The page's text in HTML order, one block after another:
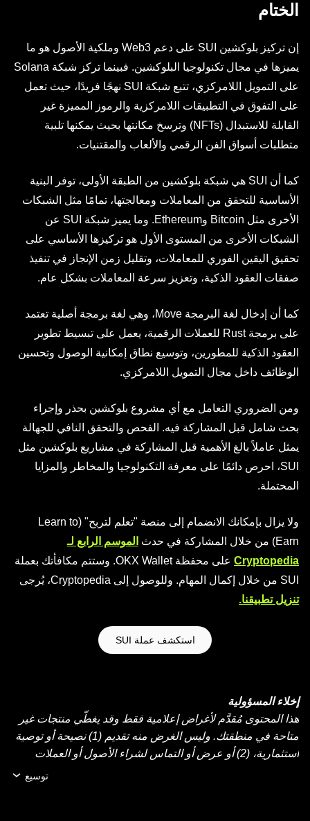
الختام
إن تركيز بلوكشين SUI على دعم Web3 وملكية الأصول هو ما
يميزها في مجال تكنولوجيا البلوكشين. فبينما تركز شبكة Solana
على التمويل اللامركزي، تتبع شبكة SUI نهجًا فريدًا، حيث تعمل
على التفوق في التطبيقات اللامركزية والرموز المميزة غير
القابلة للاستبدال (NFTs) وترسخ مكانتها بحيث يمكنها تلبية
متطلبات أسواق الفن الرقمي والألعاب والمقتنيات.
كما أن SUI هي شبكة بلوكشين من الطبقة الأولى، توفر البنية
الأساسية للتحقق من المعاملات ومعالجتها، تمامًا مثل الشبكات
الأخرى مثل Bitcoin وEthereum. وما يميز شبكة SUI عن
الشبكات الأخرى من المستوى الأول هو تركيزها الأساسي على
تحقيق اليقين الفوري للمعاملات، وتقليل زمن الإنجاز في تنفيذ
صفقات العقود الذكية، وتعزيز سرعة المعاملات بشكل عام.
كما أن إدخال لغة البرمجة Move، وهي لغة برمجة أصلية تعتمد
على برمجة Rust للعملات الرقمية، يعمل على تبسيط تطوير
العقود الذكية للمطورين، وتوسيع نطاق إمكانية الوصول وتحسين
الوظائف داخل مجال التمويل اللامركزي.
ومن الضروري التعامل مع أي مشروع بلوكشين بحذر وإجراء
بحث شامل قبل المشاركة فيه. الفحص والتحقق النافي للجهالة
يمثل عاملاً بالغ الأهمية قبل المشاركة في مشاريع بلوكشين مثل
SUI، احرص دائمًا على معرفة التكنولوجيا والمخاطر والمزايا
المحتملة.
ولا يزال بإمكانك الانضمام إلى منصة "تعلم لتربح" (Learn to
Earn) من خلال المشاركة في حدث
الموسم الرابع لـ
Cryptopedia
على محفظة OKX Wallet. وستتم مكافأتك بعملة
SUI من خلال إكمال المهام. وللوصول إلى Cryptopedia، يُرجى
تنزيل تطبيقنا.
استكشف عملة SUI
إخلاء المسؤولية
هذا المحتوى مُقدَّم لأغراض إعلامية فقط وقد يغطّي منتجات غير
متاحة في منطقتك. وليس الغرض منه تقديم (1) نصيحة أو توصية
استثمارية، (2) أو عرض أو التماس لشراء الأصول أو العملات
الرقمية أو بيعها أو الاحتفاظ بها، أو (3) استشارة مالية أو محاسبية
توسيع